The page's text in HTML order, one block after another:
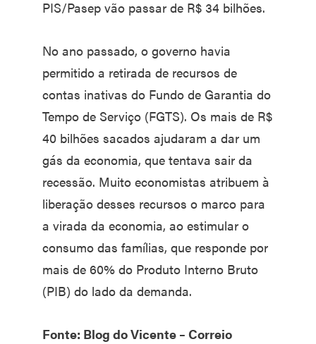
PIS/Pasep vão passar de R$ 34 bilhões.
No ano passado, o governo havia
permitido a retirada de recursos de
contas inativas do Fundo de Garantia do
Tempo de Serviço (FGTS). Os mais de R$
40 bilhões sacados ajudaram a dar um
gás da economia, que tentava sair da
recessão. Muito economistas atribuem à
liberação desses recursos o marco para
a virada da economia, ao estimular o
consumo das famílias, que responde por
mais de 60% do Produto Interno Bruto
(PIB) do lado da demanda.
Fonte: Blog do Vicente – Correio